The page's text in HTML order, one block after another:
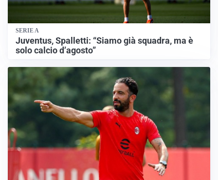
SERIE A
Juventus, Spalletti: “Siamo già squadra, ma è
solo calcio d’agosto”